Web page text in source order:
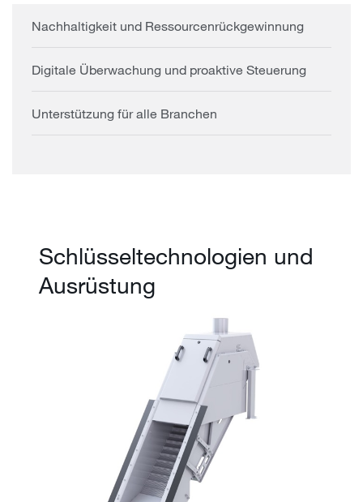
Nachhaltigkeit und Ressourcenrückgewinnung
Digitale Überwachung und proaktive Steuerung
Unterstützung für alle Branchen
Schlüsseltechnologien und
Ausrüstung